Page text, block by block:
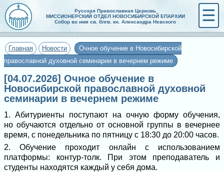
Русская Православная Церковь
МИССИОНЕРСКИЙ ОТДЕЛ НОВОСИБИРСКОЙ ЕПАРХИИ
Собор во имя св. блгв. кн. Александра Невского
☰
Главная Новости
Очное обучение в Новосибирской
православной духовной семинарии в вечернем режиме
[04.07.2026] Очное обучение в
Новосибирской православной духовной
семинарии в вечернем режиме
1. Абитуриенты поступают на очную форму обучения,
но обучаются отдельно от основной группы в вечернее
время, с понедельника по пятницу с 18:30 до 20:00 часов.
2. Обучение проходит онлайн с использованием
платформы: контур-толк. При этом преподаватель и
студенты находятся каждый у себя дома.